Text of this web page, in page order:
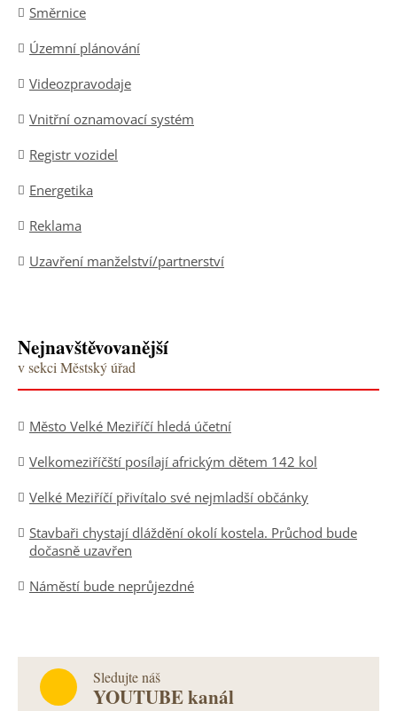
Směrnice
Územní plánování
Videozpravodaje
Vnitřní oznamovací systém
Registr vozidel
Energetika
Reklama
Uzavření manželství/partnerství
Nejnavštěvovanější
v sekci Městský úřad
Město Velké Meziříčí hledá účetní
Velkomeziříčští posílají africkým dětem 142 kol
Velké Meziříčí přivítalo své nejmladší občánky
Stavbaři chystají dláždění okolí kostela. Průchod bude
dočasně uzavřen
Náměstí bude neprůjezdné
Sledujte náš
YOUTUBE kanál